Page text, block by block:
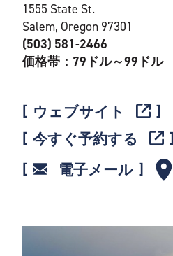
1555 State St.
Salem, Oregon 97301
(503) 581-2466
価格帯：79ドル～99ドル
ウェブサイト
今すぐ予約する
電子メール